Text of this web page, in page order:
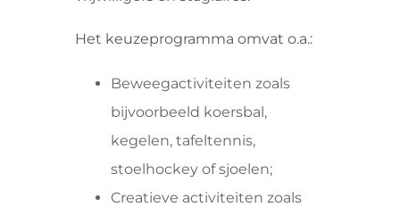
Het keuzeprogramma omvat o.a.:
Beweegactiviteiten zoals
bijvoorbeeld koersbal,
kegelen, tafeltennis,
stoelhockey of sjoelen;
Creatieve activiteiten zoals